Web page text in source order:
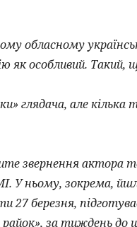
обласному
як особливий. Такий,
глядача, але
звернення актора
У ньому, зокрема,
27 березня,
за тиждень до